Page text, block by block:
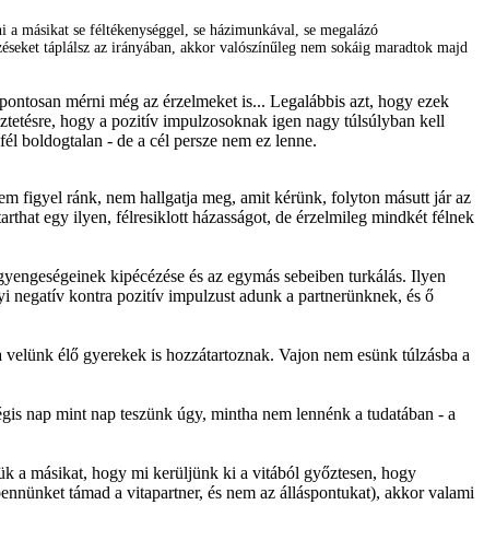
másikat se féltékenységgel, se házimunkával, se megalázó
táplálsz az irányában, akkor valószínűleg nem sokáig maradtok majd
mérni még az érzelmeket is... Legalábbis azt, hogy ezek
hogy a pozitív impulzosoknak igen nagy túlsúlyban kell
boldogtalan - de a cél persze nem ez lenne.
figyel ránk, nem hallgatja meg, amit kérünk, folyton másutt jár az
egy ilyen, félresiklott házasságot, de érzelmileg mindkét félnek
kipécézése és az egymás sebeiben turkálás. Ilyen
negatív kontra pozitív impulzust adunk a partnerünknek, és ő
élő gyerekek is hozzátartoznak. Vajon nem esünk túlzásba a
nap mint nap teszünk úgy, mintha nem lennénk a tudatában - a
a másikat, hogy mi kerüljünk ki a vitából győztesen, hogy
támad a vitapartner, és nem az álláspontukat), akkor valami